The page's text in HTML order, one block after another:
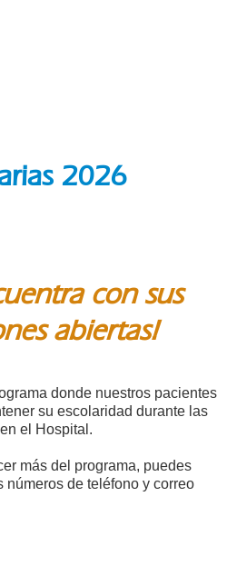
2026
con sus
abiertas!
donde nuestros pacientes
su escolaridad durante las
el Hospital.
más del programa, puedes
de teléfono y correo